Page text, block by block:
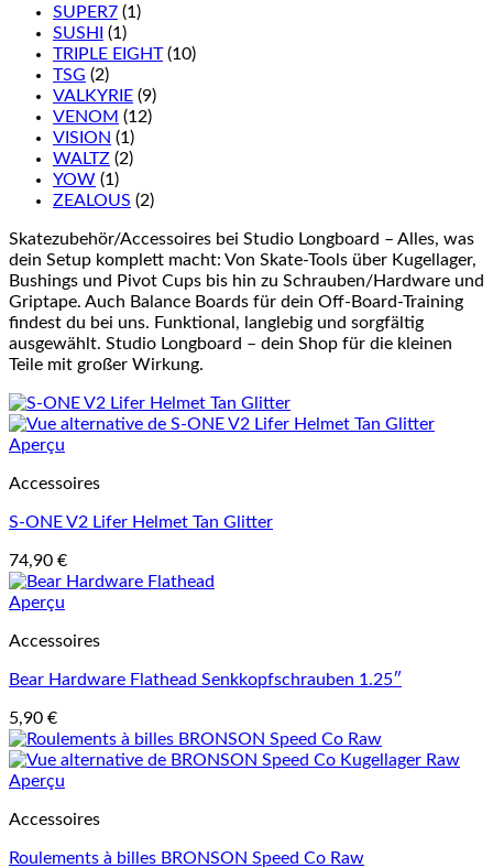
SUPER7 (1)
SUSHI
(1)
TRIPLE EIGHT (10)
TSG (2)
VALKYRIE (9)
VENOM (12)
VISION (1)
WALTZ (2)
YOW (1)
ZEALOUS (2)
Skatezubehör/Accessoires bei Studio Longboard – Alles, was
dein Setup komplett macht: Von Skate-Tools über Kugellager,
Bushings und Pivot Cups bis hin zu Schrauben/Hardware und
Griptape. Auch Balance Boards für dein Off-Board-Training
findest du bei uns. Funktional, langlebig und sorgfältig
ausgewählt. Studio Longboard – dein Shop für die kleinen
Teile mit großer Wirkung.
Aperçu
Accessoires
S-ONE V2 Lifer Helmet Tan Glitter
74,90 €
Aperçu
Accessoires
Bear Hardware Flathead Senkkopfschrauben 1.25″
5,90 €
Aperçu
Accessoires
Roulements à billes BRONSON Speed Co Raw